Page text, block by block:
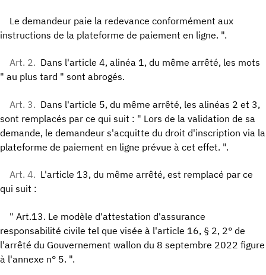
Le demandeur paie la redevance conformément aux
instructions de la plateforme de paiement en ligne. ".
Art. 2. Dans l'article 4, alinéa 1, du même arrêté, les mots
" au plus tard " sont abrogés.
Art. 3. Dans l'article 5, du même arrêté, les alinéas 2 et 3,
sont remplacés par ce qui suit : " Lors de la validation de sa
demande, le demandeur s'acquitte du droit d'inscription via la
plateforme de paiement en ligne prévue à cet effet. ".
Art. 4. L'article 13, du même arrêté, est remplacé par ce
qui suit :
" Art.13. Le modèle d'attestation d'assurance
responsabilité civile tel que visée à l'article 16, § 2, 2° de
l'arrêté du Gouvernement wallon du 8 septembre 2022 figure
à l'annexe n° 5. ".